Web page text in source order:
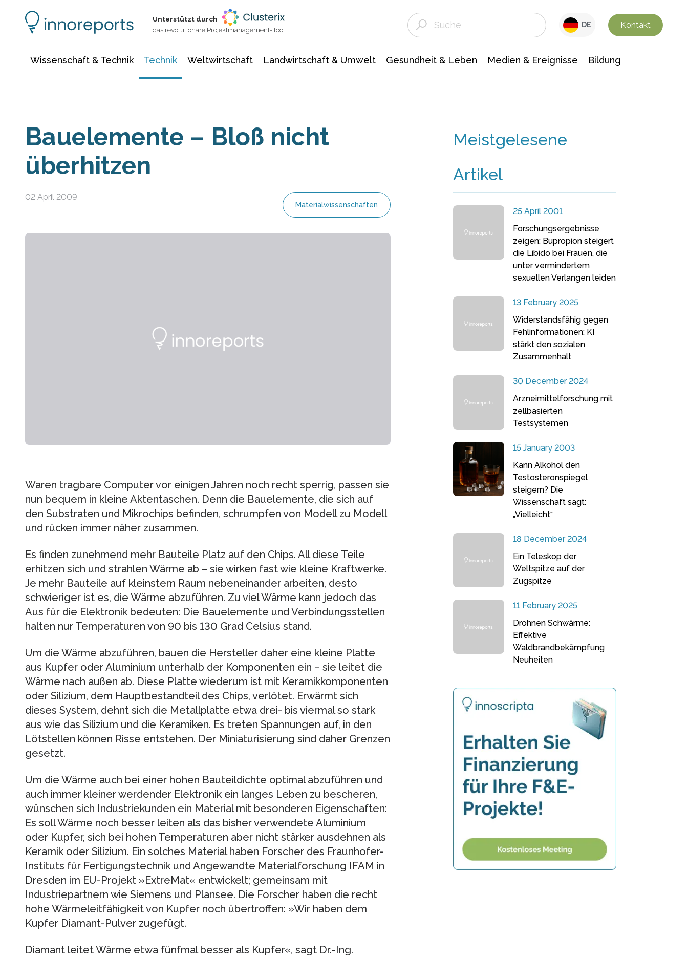
Unterstützt durch
das revolutionäre Projektmanagement-Tool
DE Kontakt
Wissenschaft & Technik Technik Weltwirtschaft Landwirtschaft & Umwelt Gesundheit & Leben Medien & Ereignisse Bildung
Bauelemente – Bloß nicht
überhitzen
02 April 2009
Materialwissenschaften
Waren tragbare Computer vor einigen Jahren noch recht sperrig, passen sie
nun bequem in kleine Aktentaschen. Denn die Bauelemente, die sich auf
den Substraten und Mikrochips befinden, schrumpfen von Modell zu Modell
und rücken immer näher zusammen.
Es finden zunehmend mehr Bauteile Platz auf den Chips. All diese Teile
erhitzen sich und strahlen Wärme ab – sie wirken fast wie kleine Kraftwerke.
Je mehr Bauteile auf kleinstem Raum nebeneinander arbeiten, desto
schwieriger ist es, die Wärme abzuführen. Zu viel Wärme kann jedoch das
Aus für die Elektronik bedeuten: Die Bauelemente und Verbindungsstellen
halten nur Temperaturen von 90 bis 130 Grad Celsius stand.
Um die Wärme abzuführen, bauen die Hersteller daher eine kleine Platte
aus Kupfer oder Aluminium unterhalb der Komponenten ein – sie leitet die
Wärme nach außen ab. Diese Platte wiederum ist mit Keramikkomponenten
oder Silizium, dem Hauptbestandteil des Chips, verlötet. Erwärmt sich
dieses System, dehnt sich die Metallplatte etwa drei- bis viermal so stark
aus wie das Silizium und die Keramiken. Es treten Spannungen auf, in den
Lötstellen können Risse entstehen. Der Miniaturisierung sind daher Grenzen
gesetzt.
Um die Wärme auch bei einer hohen Bauteildichte optimal abzuführen und
auch immer kleiner werdender Elektronik ein langes Leben zu bescheren,
wünschen sich Industriekunden ein Material mit besonderen Eigenschaften:
Es soll Wärme noch besser leiten als das bisher verwendete Aluminium
oder Kupfer, sich bei hohen Temperaturen aber nicht stärker ausdehnen als
Keramik oder Silizium. Ein solches Material haben Forscher des Fraunhofer-
Instituts für Fertigungstechnik und Angewandte Materialforschung IFAM in
Dresden im EU-Projekt »ExtreMat« entwickelt; gemeinsam mit
Industriepartnern wie Siemens und Plansee. Die Forscher haben die recht
hohe Wärmeleitfähigkeit von Kupfer noch übertroffen: »Wir haben dem
Kupfer Diamant-Pulver zugefügt.
Diamant leitet Wärme etwa fünfmal besser als Kupfer«, sagt Dr.-Ing.
Meistgelesene
Artikel
25 April 2001
Forschungsergebnisse
zeigen: Bupropion steigert
die Libido bei Frauen, die
unter vermindertem
sexuellen Verlangen leiden
13 February 2025
Widerstandsfähig gegen
Fehlinformationen: KI
stärkt den sozialen
Zusammenhalt
30 December 2024
Arzneimittelforschung mit
zellbasierten
Testsystemen
15 January 2003
Kann Alkohol den
Testosteronspiegel
steigern? Die
Wissenschaft sagt:
„Vielleicht“
18 December 2024
Ein Teleskop der
Weltspitze auf der
Zugspitze
11 February 2025
Drohnen Schwärme:
Effektive
Waldbrandbekämpfung
Neuheiten